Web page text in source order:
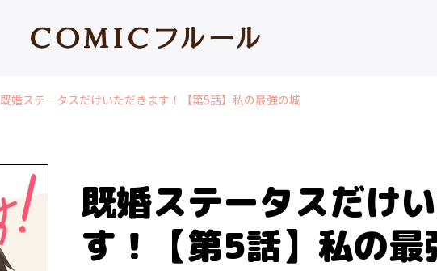
既婚ステータスだけいただきます！【第5話】私の最強の城
既婚ステータスだけ
す！【第5話】私の最